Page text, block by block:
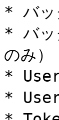
* バッ
* バッ
のみ）
*
* User